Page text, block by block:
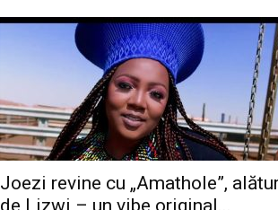
Joezi revine cu „Amathole”,